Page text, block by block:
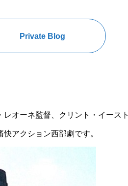
Private Blog
オーネ監督、クリント・イースト
アクション西部劇です。